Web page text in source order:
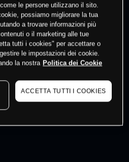
trading
Accediper vedere gli ultimi
to see latest market data
le persone utilizzano il sito.
possiamo migliorare la tua
a trovare informazioni più
o il marketing alle tue
tutti i cookies" per accettare o
le impostazioni dei cookie.
la nostra Politica dei Cookie
ACCETTA TUTTI I COOKIES